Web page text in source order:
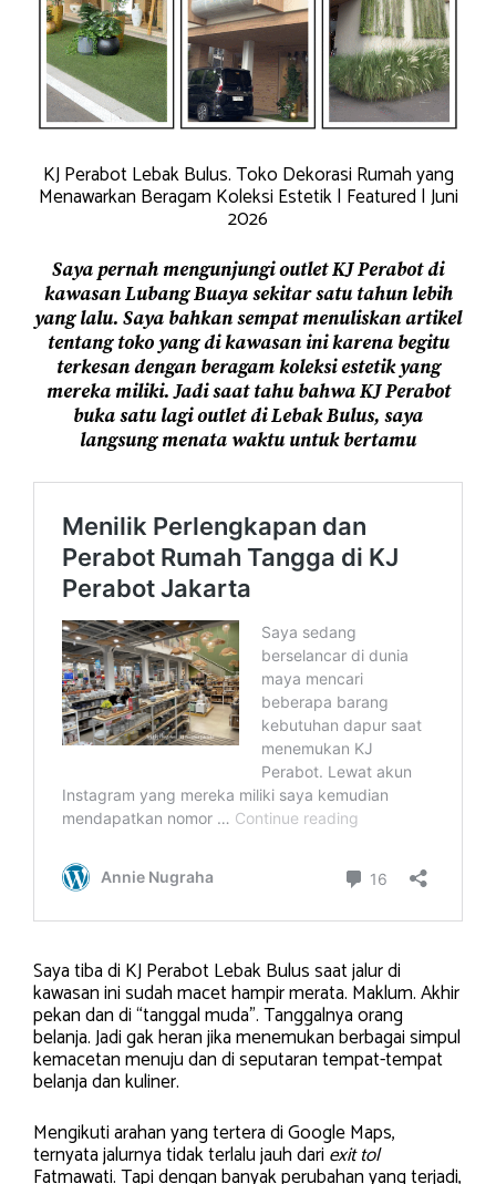
KJ Perabot Lebak Bulus. Toko Dekorasi Rumah yang
Menawarkan Beragam Koleksi Estetik | Featured | Juni
2026
Saya pernah mengunjungi outlet KJ Perabot di
kawasan Lubang Buaya sekitar satu tahun lebih
yang lalu. Saya bahkan sempat menuliskan artikel
tentang toko yang di kawasan ini karena begitu
terkesan dengan beragam koleksi estetik yang
mereka miliki. Jadi saat tahu bahwa KJ Perabot
buka satu lagi outlet di Lebak Bulus, saya
langsung menata waktu untuk bertamu
Saya tiba di KJ Perabot Lebak Bulus saat jalur di
kawasan ini sudah macet hampir merata. Maklum. Akhir
pekan dan di “tanggal muda”. Tanggalnya orang
belanja. Jadi gak heran jika menemukan berbagai simpul
kemacetan menuju dan di seputaran tempat-tempat
belanja dan kuliner.
Mengikuti arahan yang tertera di Google Maps,
ternyata jalurnya tidak terlalu jauh dari exit tol
Fatmawati. Tapi dengan banyak perubahan yang terjadi,